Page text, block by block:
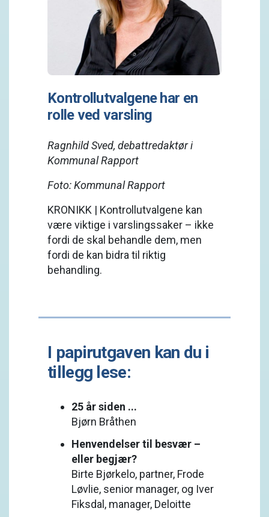
Kontrollutvalgene har en
rolle ved varsling
Ragnhild Sved, debattredaktør i
Kommunal Rapport
Foto: Kommunal Rapport
KRONIKK | Kontrollutvalgene kan
være viktige i varslingssaker – ikke
fordi de skal behandle dem, men
fordi de kan bidra til riktig
behandling.
I papirutgaven kan du i
tillegg lese:
25 år siden ...
Bjørn Bråthen
Henvendelser til besvær –
eller begjær?
Birte Bjørkelo, partner, Frode
Løvlie, senior manager, og Iver
Fiksdal, manager, Deloitte